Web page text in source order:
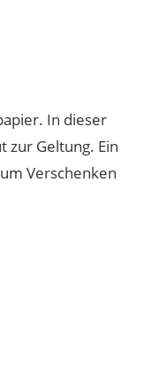
In dieser
zur Geltung. Ein
Verschenken